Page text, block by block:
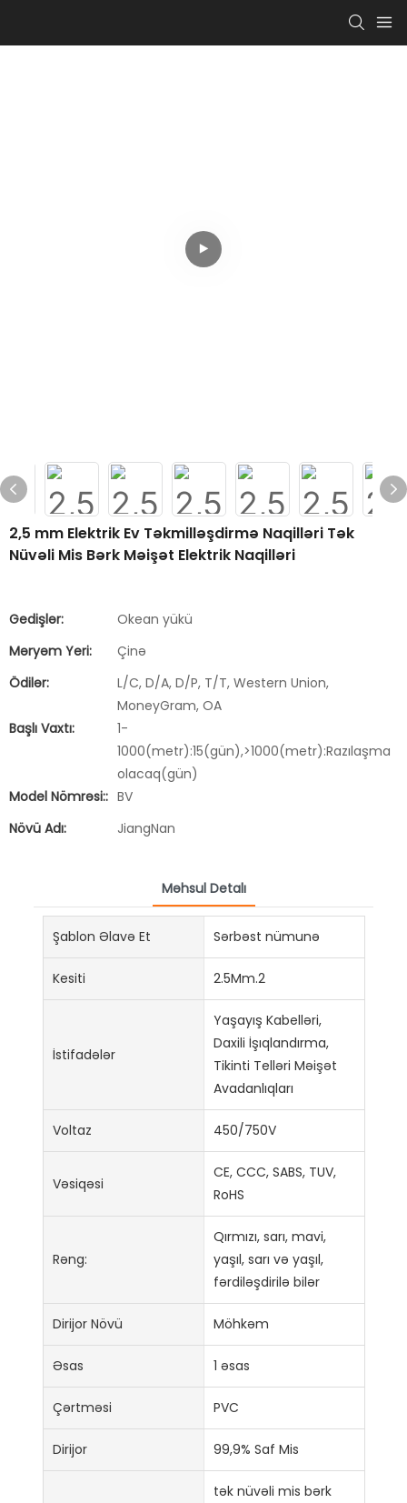
2,5 mm Elektrik Ev Təkmilləşdirmə Naqilləri Tək
Nüvəli Mis Bərk Məişət Elektrik Naqilləri
Gedişlər:
Okean yükü
Məryəm Yeri:
Çinə
Ödilər:
L/C, D/A, D/P, T/T, Western Union,
MoneyGram, OA
Başlı Vaxtı:
1-
1000(metr):15(gün),>1000(metr):Razılaşma
olacaq(gün)
Model Nömrəsi:: BV
Növü Adı:
JiangNan
Məhsul Detalı
Şablon Əlavə Et Sərbəst nümunə
Kesiti 2.5Mm.2
İstifadələr
Yaşayış Kabelləri,
Daxili İşıqlandırma,
Tikinti Telləri Məişət
Avadanlıqları
Voltaz 450/750V
Vəsiqəsi
CE, CCC, SABS, TUV,
RoHS
Rəng:
Qırmızı, sarı, mavi,
yaşıl, sarı və yaşıl,
fərdiləşdirilə bilər
Dirijor Növü Möhkəm
Əsas 1 əsas
Çərtməsi PVC
Dirijor 99,9% Saf Mis
tək nüvəli mis bərk